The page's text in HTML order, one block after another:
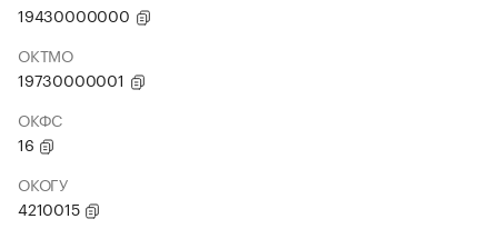
19430000000
ОКТМО
19730000001
ОКФС
16
ОКОГУ
4210015